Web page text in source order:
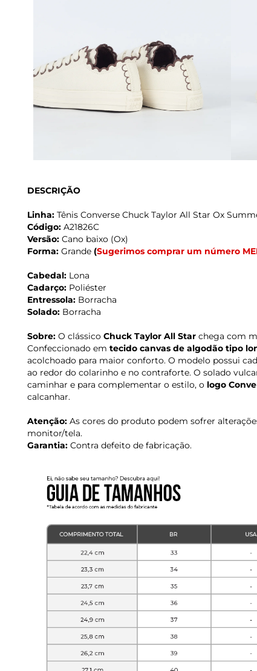
DESCRIÇÃO
Linha: Tênis Converse Chuck Taylor All Star Ox
Código: A21826C
Versão: Cano baixo (Ox)
Forma: Grande (Sugerimos comprar um número
Cabedal: Lona
Cadarço: Poliéster
Entressola: Borracha
Solado: Borracha
Sobre: O clássico Chuck Taylor All Star chega com
Confeccionado em tecido canvas de algodão tipo
acolchoado para maior conforto. O modelo possui
ao redor do colarinho e no contraforte. O solado
caminhar e para complementar o estilo, o logo
calcanhar.
Atenção: As cores do produto podem sofrer
monitor/tela.
Garantia: Contra defeito de fabricação.